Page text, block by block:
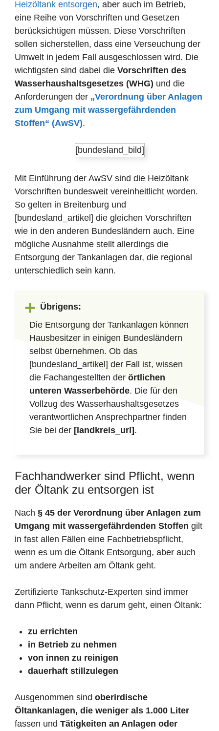
Heizöltank entsorgen, aber auch im Betrieb,
eine Reihe von Vorschriften und Gesetzen
berücksichtigen müssen. Diese Vorschriften
sollen sicherstellen, dass eine Verseuchung der
Umwelt in jedem Fall ausgeschlossen wird. Die
wichtigsten sind dabei die Vorschriften des
Wasserhaushaltsgesetzes (WHG) und die
Anforderungen der „Verordnung über Anlagen
zum Umgang mit wassergefährdenden
Stoffen“ (AwSV).
[bundesland_bild]
Mit Einführung der AwSV sind die Heizöltank
Vorschriften bundesweit vereinheitlicht worden.
So gelten in Breitenburg und
[bundesland_artikel] die gleichen Vorschriften
wie in den anderen Bundesländern auch. Eine
mögliche Ausnahme stellt allerdings die
Entsorgung der Tankanlagen dar, die regional
unterschiedlich sein kann.
Übrigens:
Die Entsorgung der Tankanlagen können
Hausbesitzer in einigen Bundesländern
selbst übernehmen. Ob das
[bundesland_artikel] der Fall ist, wissen
die Fachangestellten der örtlichen
unteren Wasserbehörde. Die für den
Vollzug des Wasserhaushaltsgesetzes
verantwortlichen Ansprechpartner finden
Sie bei der [landkreis_url] .
Fachhandwerker sind Pflicht, wenn
der Öltank zu entsorgen ist
Nach § 45 der Verordnung über Anlagen zum
Umgang mit wassergefährdenden Stoffen gilt
in fast allen Fällen eine Fachbetriebspflicht,
wenn es um die Öltank Entsorgung, aber auch
um andere Arbeiten am Öltank geht.
Zertifizierte Tankschutz-Experten sind immer
dann Pflicht, wenn es darum geht, einen Öltank:
zu errichten
in Betrieb zu nehmen
von innen zu reinigen
dauerhaft stillzulegen
Ausgenommen sind oberirdische
Öltankanlagen, die weniger als 1.000 Liter
fassen und Tätigkeiten an Anlagen oder